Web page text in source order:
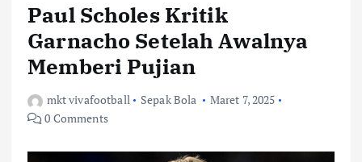
Paul Scholes Kritik
Garnacho Setelah Awalnya
Memberi Pujian
mkt vivafootball Sepak Bola
Maret 7, 2025
0 Comments